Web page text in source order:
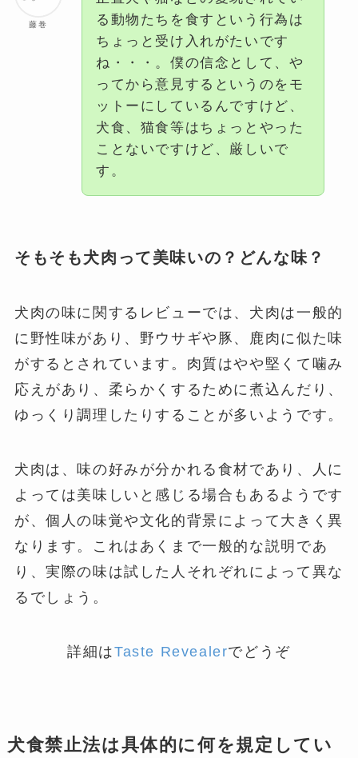
藤巻
る動物たちを食すという行為は
ちょっと受け入れがたいです
ね・・・。僕の信念として、や
ってから意見するというのをモ
ットーにしているんですけど、
犬食、猫食等はちょっとやった
ことないですけど、厳しいで
す。
そもそも犬肉って美味いの？どんな味？
犬肉の味に関するレビューでは、犬肉は一般的
に野性味があり、野ウサギや豚、鹿肉に似た味
がするとされています。肉質はやや堅くて噛み
応えがあり、柔らかくするために煮込んだり、
ゆっくり調理したりすることが多いようです。
犬肉は、味の好みが分かれる食材であり、人に
よっては美味しいと感じる場合もあるようです
が、個人の味覚や文化的背景によって大きく異
なります。これはあくまで一般的な説明であ
り、実際の味は試した人それぞれによって異な
るでしょう。
詳細はTaste Revealerでどうぞ
犬食禁止法は具体的に何を規定してい